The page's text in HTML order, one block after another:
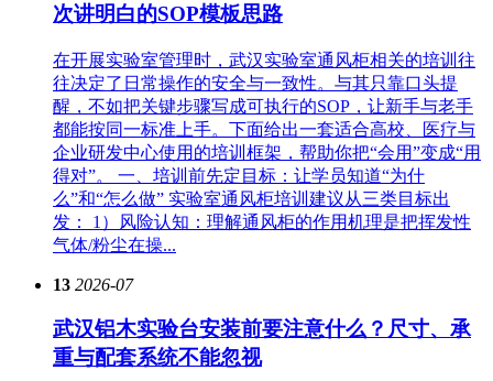
次讲明白的SOP模板思路
在开展实验室管理时，武汉实验室通风柜相关的培训往
往决定了日常操作的安全与一致性。与其只靠口头提
醒，不如把关键步骤写成可执行的SOP，让新手与老手
都能按同一标准上手。下面给出一套适合高校、医疗与
企业研发中心使用的培训框架，帮助你把“会用”变成“用
得对”。 一、培训前先定目标：让学员知道“为什
么”和“怎么做” 实验室通风柜培训建议从三类目标出
发： 1）风险认知：理解通风柜的作用机理是把挥发性
气体/粉尘在操...
13 2026-07
武汉铝木实验台安装前要注意什么？尺寸、承
重与配套系统不能忽视